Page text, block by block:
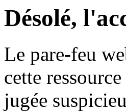
Désolé,
Le pare-feu
cette
jugée